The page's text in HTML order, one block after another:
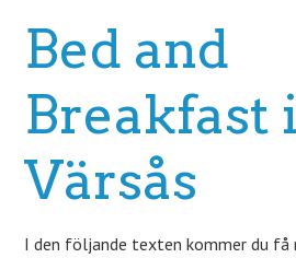
Bed and
Breakfast i
Värsås
I den följande texten kommer du få